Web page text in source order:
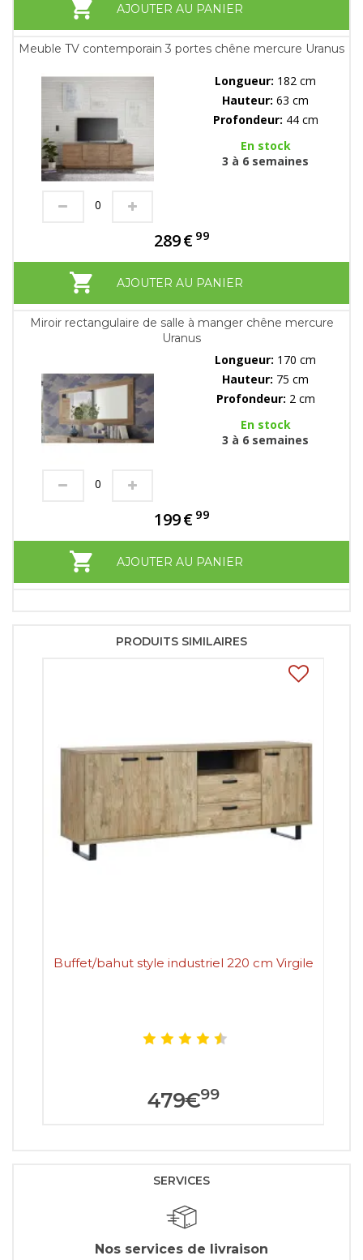
AJOUTER AU PANIER
Meuble TV contemporain 3 portes chêne mercure Uranus
Longueur: 182 cm
Hauteur: 63 cm
Profondeur: 44 cm
En stock
3 à 6 semaines
289€ 99
AJOUTER AU PANIER
Miroir rectangulaire de salle à manger chêne mercure
Uranus
Longueur: 170 cm
Hauteur: 75 cm
Profondeur: 2 cm
En stock
3 à 6 semaines
199€ 99
AJOUTER AU PANIER
PRODUITS SIMILAIRES
Buffet/bahut style industriel 220 cm Virgile
479€99
SERVICES
Nos services de livraison